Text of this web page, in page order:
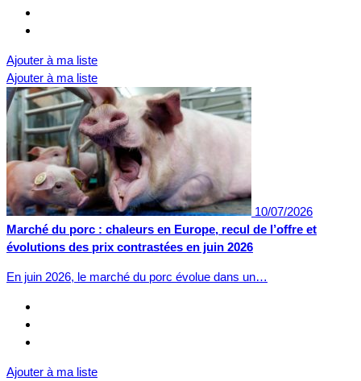
Ajouter à ma liste
Ajouter à ma liste
10/07/2026
Marché du porc : chaleurs en Europe, recul de l’offre et
évolutions des prix contrastées en juin 2026
En juin 2026, le marché du porc évolue dans un…
Ajouter à ma liste